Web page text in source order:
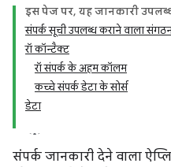
इस पेज पर, यह जानकारी
संपर्क सूची उपलब्ध कराने वाला
रॉ कॉन्टैक्ट
रॉ संपर्क के अहम कॉलम
कच्चे संपर्क डेटा के सोर्स
डेटा
संपर्क जानकारी देने वाला